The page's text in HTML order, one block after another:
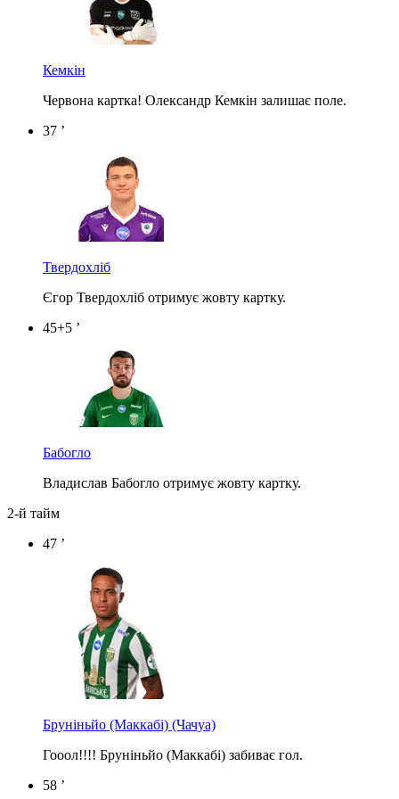
Кемкін
Червона картка! Олександр Кемкін залишає поле.
37 ’
Твердохліб
Єгор Твердохліб отримує жовту картку.
45+5 ’
Бабогло
Владислав Бабогло отримує жовту картку.
2-й тайм
47 ’
Бруніньйо (Маккабі) (Чачуа)
Гооол!!!! Бруніньйо (Маккабі) забиває гол.
58 ’